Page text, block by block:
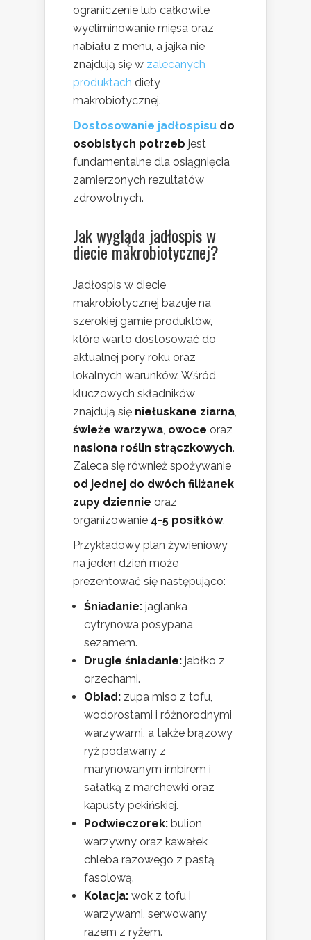
ograniczenie lub całkowite
wyeliminowanie mięsa oraz
nabiału z menu, a jajka nie
znajdują się w zalecanych
produktach diety
makrobiotycznej.
Dostosowanie jadłospisu do
osobistych potrzeb jest
fundamentalne dla osiągnięcia
zamierzonych rezultatów
zdrowotnych.
Jak wygląda jadłospis w
diecie makrobiotycznej?
Jadłospis w diecie
makrobiotycznej bazuje na
szerokiej gamie produktów,
które warto dostosować do
aktualnej pory roku oraz
lokalnych warunków. Wśród
kluczowych składników
znajdują się niełuskane ziarna,
świeże warzywa, owoce oraz
nasiona roślin strączkowych.
Zaleca się również spożywanie
od jednej do dwóch filiżanek
zupy dziennie oraz
organizowanie 4-5 posiłków.
Przykładowy plan żywieniowy
na jeden dzień może
prezentować się następująco:
Śniadanie: jaglanka
cytrynowa posypana
sezamem.
Drugie śniadanie: jabłko z
orzechami.
Obiad: zupa miso z tofu,
wodorostami i różnorodnymi
warzywami, a także brązowy
ryż podawany z
marynowanym imbirem i
sałatką z marchewki oraz
kapusty pekińskiej.
Podwieczorek: bulion
warzywny oraz kawałek
chleba razowego z pastą
fasolową.
Kolacja: wok z tofu i
warzywami, serwowany
razem z ryżem.